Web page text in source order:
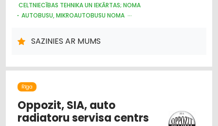
CELTNIECĪBAS TEHNIKA UN IEKĀRTAS; NOMA
AUTOBUSU, MIKROAUTOBUSU NOMA
KRAVU PĀRVADĀJUMI: AUTO
SAZINIES AR MUMS
Rīga
Oppozit, SIA, auto
radiatoru servisa centrs